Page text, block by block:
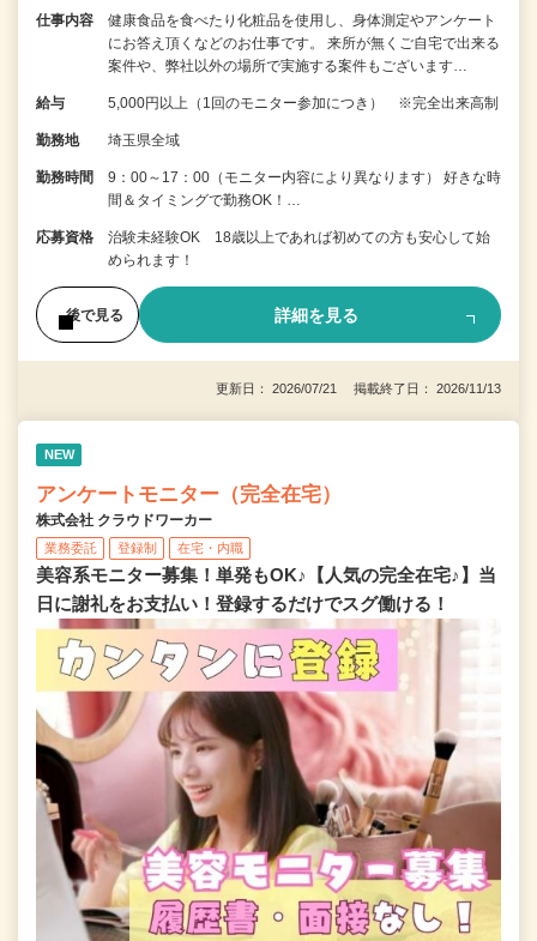
仕事内容
健康食品を食べたり化粧品を使用し、身体測定やアンケート
にお答え頂くなどのお仕事です。 来所が無くご自宅で出来る
案件や、弊社以外の場所で実施する案件もございます…
給与 5,000円以上（1回のモニター参加につき） ※完全出来高制
勤務地 埼玉県全域
勤務時間
9：00～17：00（モニター内容により異なります） 好きな時
間＆タイミングで勤務OK！…
応募資格
治験未経験OK 18歳以上であれば初めての方も安心して始
められます！
後で見る 詳細を見る
更新日： 2026/07/21 掲載終了日： 2026/11/13
NEW
アンケートモニター（完全在宅）
株式会社 クラウドワーカー
業務委託 登録制 在宅・内職
美容系モニター募集！単発もOK♪【人気の完全在宅♪】当
日に謝礼をお支払い！登録するだけでスグ働ける！